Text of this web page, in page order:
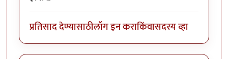
प्रतिसाद देण्यासाठीलॉग इन कराकिंवासदस्य व्हा